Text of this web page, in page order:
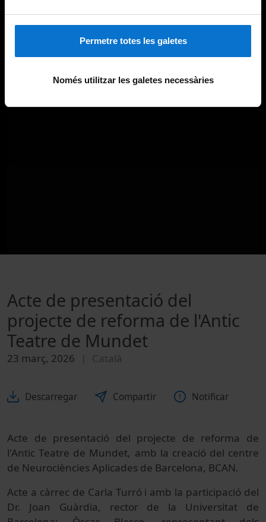
Permetre totes les galetes
Només utilitzar les galetes necessàries
Acte de presentació del
projecte de reforma de l'Antic
Teatre de Mundet
23 març, 2026 Català
Descarregar Compartir Notificar
Acte de presentació del projecte de reforma de
l'Antic Teatre de Mundet, amb la creació del centre
de Neurociències Aplicades de Barcelona, BCAN.
Acte a càrrec de Carla Turró i amb la participació del
Dr. Joan Guàrdia, rector de la Universitat de